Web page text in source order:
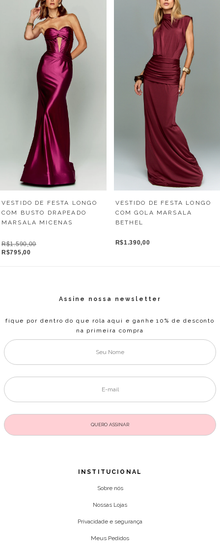
VESTIDO DE FESTA LONGO
COM BUSTO DRAPEADO
MARSALA MICENAS
R$1.590,00
R$795,00
VESTIDO DE FESTA LONGO
COM GOLA MARSALA
BETHEL
R$1.390,00
Assine nossa newsletter
fique por dentro do que rola aqui e ganhe 10% de desconto
na primeira compra
INSTITUCIONAL
Sobre nós
Nossas Lojas
Privacidade e segurança
Meus Pedidos